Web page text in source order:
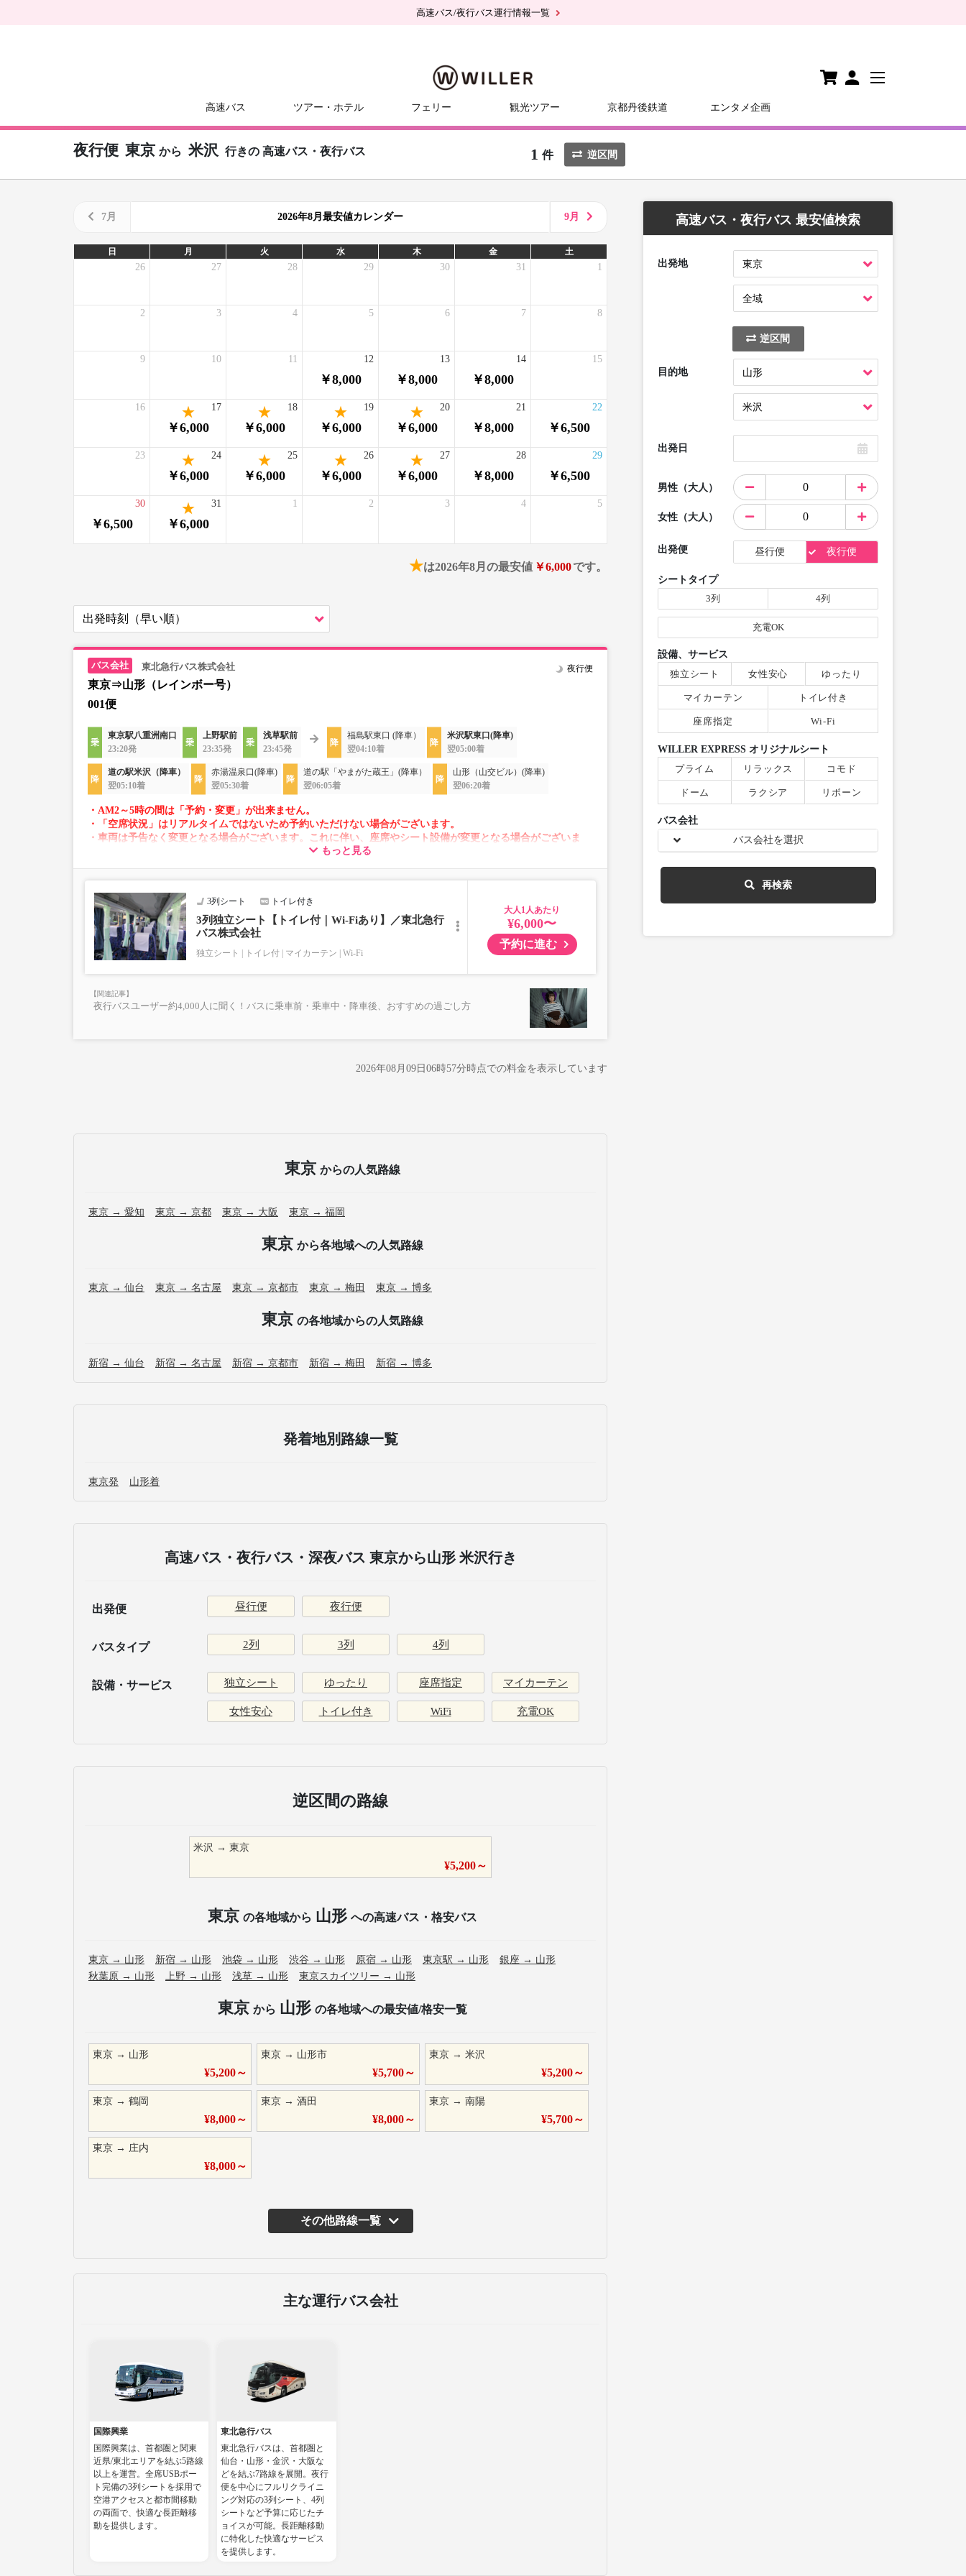
高速バス/夜行バス運行情報一覧
高速バス ツアー・ホテル フェリー 観光ツアー 京都丹後鉄道 エンタメ企画
夜行便 東京 から 米沢 行きの 高速バス・夜行バス 1 件 逆区間
7月 2026年8月最安値カレンダー 9月
日 月 火 水 木 金 土
26 27 28 29 30 31 1
2 3 4 5 6 7 8
9 10 11
￥8,000
12
￥8,000
13
￥8,000
14 15
16
￥6,000
17
￥6,000
18
￥6,000
19
￥6,000
20
￥8,000
21
￥6,500
22
23
￥6,000
24
￥6,000
25
￥6,000
26
￥6,000
27
￥8,000
28
￥6,500
29
￥6,500
30
￥6,000
31 1 2 3 4 5
★は2026年8月の最安値 ￥6,000です。
東北急行バス株式会社
東京⇒山形（レインボー号）
001便
夜行便
東京駅八重洲南口
23:20発
上野駅前
23:35発
浅草駅前
23:45発
福島駅東口 (降車）
翌04:10着
米沢駅東口(降車)
翌05:00着
道の駅米沢（降車）
翌05:10着
赤湯温泉口(降車)
翌05:30着
道の駅「やまがた蔵王」(降車）
翌06:05着
山形（山交ビル）(降車)
翌06:20着
・AM2～5時の間は「予約・変更」が出来ません。
・「空席状況」はリアルタイムではないため予約いただけない場合がございます。
・車両は予告なく変更となる場合がございます。これに伴い、座席やシート設備が変更となる場合がございま
もっと見る
3列シート トイレ付き
3列独立シート【トイレ付｜Wi-Fiあり】／東北急行
バス株式会社
独立シート トイレ付 マイカーテン Wi-Fi
大人
¥6,000〜
予約に進む
夜行バスユーザー約4,000人に聞く！バスに乗車前・乗車中・降車後、おすすめの過ごし方
2026年08月09日06時57分時点での料金を表示しています
東京 からの人気路線
東京 → 愛知 東京 → 京都 東京 → 大阪 東京 → 福岡
東京 から各地域への人気路線
東京 → 仙台 東京 → 名古屋 東京 → 京都市 東京 → 梅田 東京 → 博多
東京 の各地域からの人気路線
新宿 → 仙台 新宿 → 名古屋 新宿 → 京都市 新宿 → 梅田 新宿 → 博多
発着地別路線一覧
東京発 山形着
高速バス・夜行バス・深夜バス 東京から山形 米沢行き
出発便 昼行便 夜行便
バスタイプ 2列 3列 4列
設備・サービス 独立シート ゆったり 座席指定 マイカーテン
女性安心 トイレ付き WiFi 充電OK
逆区間の路線
米沢 →東京
¥5,200～
東京 の各地域から 山形 への高速バス・格安バス
東京 → 山形 新宿 → 山形 池袋 → 山形 渋谷 → 山形 原宿 → 山形 東京駅 → 山形 銀座 → 山形
秋葉原 → 山形 上野 → 山形 浅草 → 山形 東京スカイツリー → 山形
東京 から 山形 の各地域への最安値/格安一覧
東京 → 山形
¥5,200～
東京 → 山形市
¥5,700～
東京 →米沢
¥5,200～
東京 → 鶴岡
¥8,000～
東京 →酒田
¥8,000～
東京 →南陽
¥5,700～
東京 → 庄内
¥8,000～
その他路線一覧
主な運行バス会社
国際興業
国際興業は、首都圏と関東
近県/東北エリアを結ぶ5路線
以上を運営。全席USBポー
ト完備の3列シートを採用で
空港アクセスと都市間移動
の両面で、快適な長距離移
動を提供します。
東北急行バス
東北急行バスは、首都圏と
仙台・山形・金沢・大阪な
どを結ぶ7路線を展開。夜行
便を中心にフルリクライニ
ング対応の3列シート、4列
シートなど予算に応じたチ
ョイスが可能。長距離移動
に特化した快適なサービス
を提供します。
高速バス・夜行バス 最安値検索
出発地
逆区間
目的地
出発日
男性（大人）
女性（大人）
出発便 昼行便 夜行便
シートタイプ
3列
4列
充電OK
設備、サービス
独立シート
女性安心 ゆったり
マイカーテン トイレ付き
座席指定 Wi-Fi
WILLER EXPRESS オリジナルシート
プライム
リラックス コモド
ドーム ラクシア リボーン
バス会社
バス会社を選択
再検索